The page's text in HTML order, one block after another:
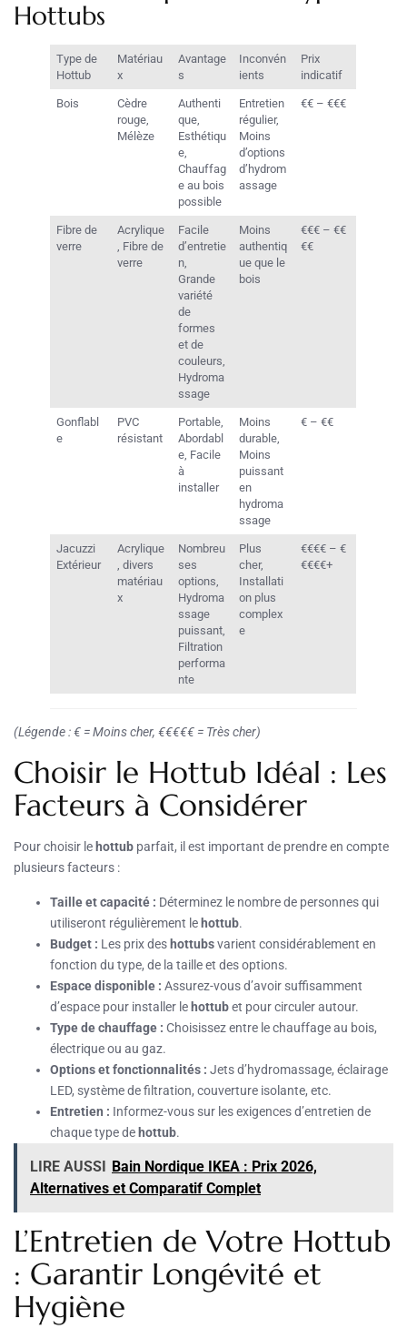
Hottubs
Type de
Hottub
Matériau
x
Avantage
s
Inconvén
ients
Prix
indicatif
Bois
Cèdre
rouge,
Mélèze
Authenti
que,
Esthétiqu
e,
Chauffag
e au bois
possible
Entretien
régulier,
Moins
d’options
d’hydrom
assage
€€ – €€€
Fibre de
verre
Acrylique
, Fibre de
verre
Facile
d’entretie
n,
Grande
variété
de
formes
et de
couleurs,
Hydroma
ssage
Moins
authentiq
ue que le
bois
€€€ – €€
€€
Gonflabl
e
PVC
résistant
Portable,
Abordabl
e, Facile
à
installer
Moins
durable,
Moins
puissant
en
hydroma
ssage
€ – €€
Jacuzzi
Extérieur
Acrylique
, divers
matériau
x
Nombreu
ses
options,
Hydroma
ssage
puissant,
Filtration
performa
nte
Plus
cher,
Installati
on plus
complex
e
€€€€ – €
€€€€+
(Légende : € = Moins cher, €€€€€ = Très cher)
Choisir le Hottub Idéal : Les
Facteurs à Considérer
Pour choisir lehottub parfait, il est important de prendre en compte
plusieurs facteurs :
Taille et capacité : Déterminez le nombre de personnes qui
utiliseront régulièrement lehottub.
Budget : Les prix deshottubsvarient considérablement en
fonction du type, de la taille et des options.
Espace disponible : Assurez-vous d’avoir suffisamment
d’espace pour installer lehottubet pour circuler autour.
Type de chauffage : Choisissez entre le chauffage au bois,
électrique ou au gaz.
Options et fonctionnalités : Jets d’hydromassage, éclairage
LED, système de filtration, couverture isolante, etc.
Entretien : Informez-vous sur les exigences d’entretien de
chaque type dehottub.
LIRE AUSSI Bain Nordique IKEA : Prix 2026,
Alternatives et Comparatif Complet
L’Entretien de Votre Hottub
: Garantir Longévité et
Hygiène